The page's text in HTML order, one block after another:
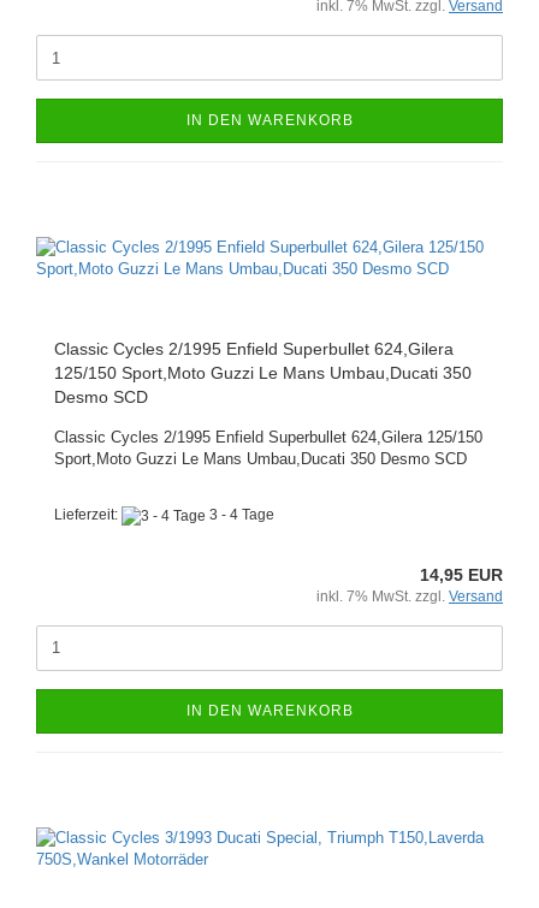
inkl. 7% MwSt. zzgl. Versand
IN DEN WARENKORB
Classic Cycles 2/1995 Enfield Superbullet 624,Gilera
125/150 Sport,Moto Guzzi Le Mans Umbau,Ducati 350
Desmo SCD
Classic Cycles 2/1995 Enfield Superbullet 624,Gilera 125/150
Sport,Moto Guzzi Le Mans Umbau,Ducati 350 Desmo SCD
Lieferzeit: 3 - 4 Tage
14,95 EUR
inkl. 7% MwSt. zzgl. Versand
IN DEN WARENKORB